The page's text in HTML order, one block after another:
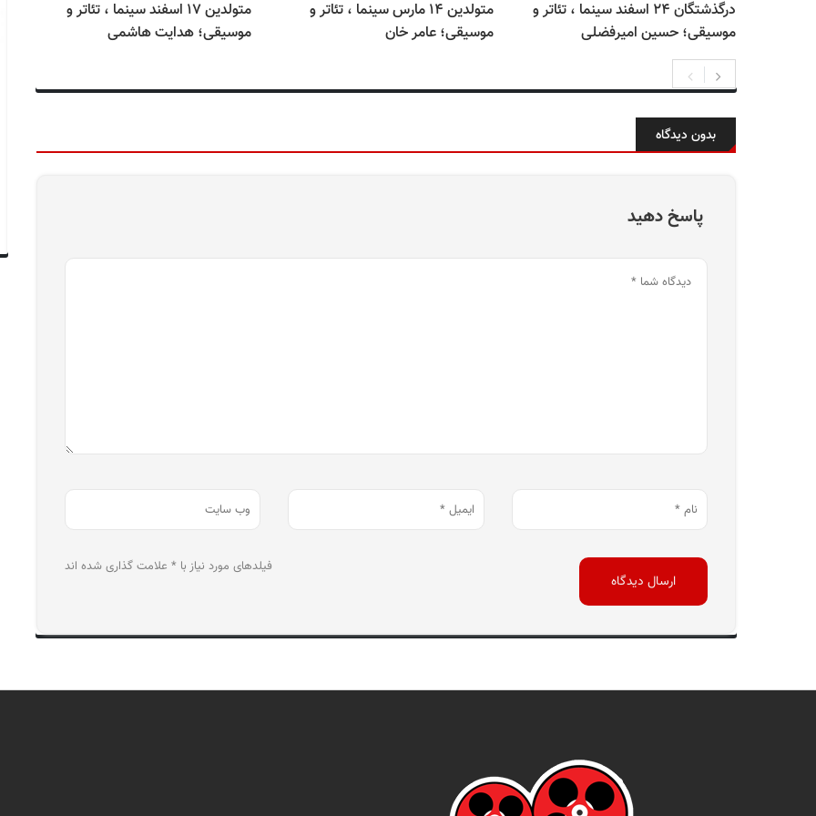
درگذشتگان ۲۴ اسفند سینما ، تئاتر و
موسیقی؛ حسین امیرفضلی
متولدین ۱۴ مارس سینما ، تئاتر و
موسیقی؛ عامر خان
متولدین ۱۷ اسفند سینما ، تئاتر و
موسیقی؛ هدایت هاشمی
بدون دیدگاه
پاسخ دهید
فیلدهای مورد نیاز با * علامت گذاری شده اند